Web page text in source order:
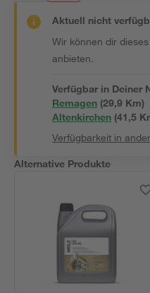
Aktuell nicht
Wir können dir
anbieten.
Verfügbar in Deiner
Remagen (29,9 Km)
Altenkirchen (41,5
Verfügbarkeit in
Alternative Produkte